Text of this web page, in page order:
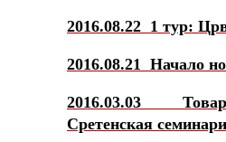
2016.08.22 1 тур:
2016.08.21 Начало
2016.03.03
Сретенская